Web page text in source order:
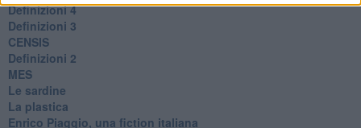
Definizioni 4
Definizioni 3
CENSIS
​Definizioni 2
MES
Le sardine
La plastica
​Enrico Piaggio, una fiction italiana